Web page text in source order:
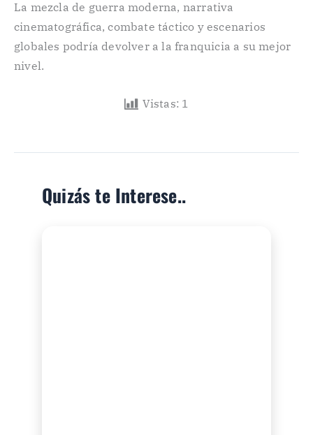
La mezcla de guerra moderna, narrativa
cinematográfica, combate táctico y escenarios
globales podría devolver a la franquicia a su mejor
nivel.
Vistas: 1
Quizás te Interese..